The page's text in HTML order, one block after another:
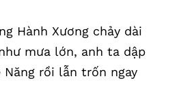
Hành Xương chảy dài
mưa lớn, anh ta dập
Năng rồi lẫn trốn ngay